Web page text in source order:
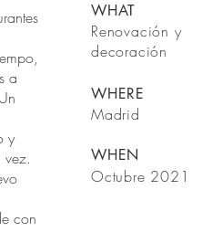
a
y
con
WHAT
Renovación y
decoración
WHERE
Madrid
WHEN
Octubre 2021